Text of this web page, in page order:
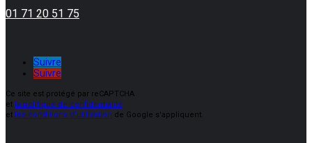
01 71 20 51 75
Suivre
Suivre
Ce site est protégé par reCAPTCHA
et la politique de confidentialité
et les conditions d'utilisation de Google s'appliquent.